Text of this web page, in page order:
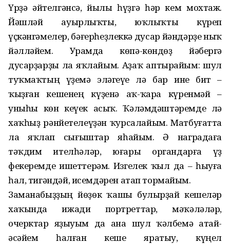
Үрҙә әйтелгәнсә, йылы һүҙгә һәр кем мохтаж.
Йәшләй ауырлыҡты, юҡлыҡты күреп
үҫкәнгәмелер, бәғерһеҙлеккә дусар йәндәрҙе ныҡ
йәлләйем. Урамда көпә-көндөҙ йәбергә
дусарҙарҙы ла яҡлайым. Аҙаҡ аптырайым: шул
туҡмаҡтың үҙемә эләгеүе лә бар ине бит –
ҡыҙған кешенең күҙенә аҡ-ҡара күренмәй –
уныһы көн кеүек асыҡ. Ҡәләмдәштәремде лә
хаҡһыҙ рәнйетелеүҙән ҡурсалайым. Матбуғатта
ла яҡлап сығыштар яһайым. Ә наградаға
тәҡдим ителһәләр, юғары органдарға үҙ
фекеремде ишеттерәм. Изгелек ҡыл да – һыуға
һал, тигәндәй, исемдәрен атап тормайым.
Заманабыҙҙың йөҙөк ҡашы булырҙай кешеләр
хаҡында ижади портреттар, мәҡәләләр,
очерктар яҙыуым да ана шул ҡәлбемә атай-
әсәйем һалған кеше яратыу, күңел